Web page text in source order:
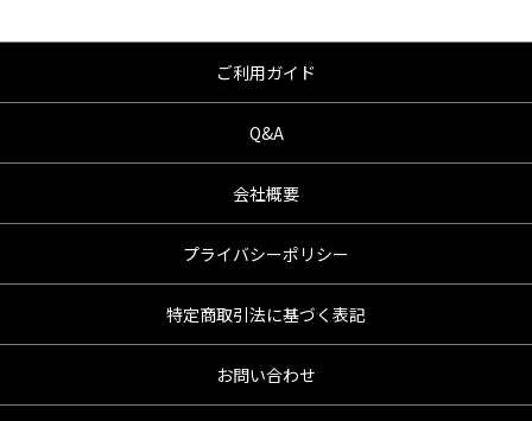
ご利用ガイド
Q&A
会社概要
プライバシーポリシー
特定商取引法に基づく表記
お問い合わせ